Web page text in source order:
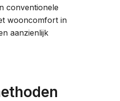
conventionele
wooncomfort in
aanzienlijk